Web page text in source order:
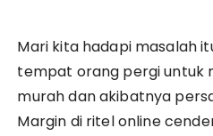
Mari kita hadapi masalah
tempat orang pergi untuk
murah dan akibatnya
Margin di ritel online